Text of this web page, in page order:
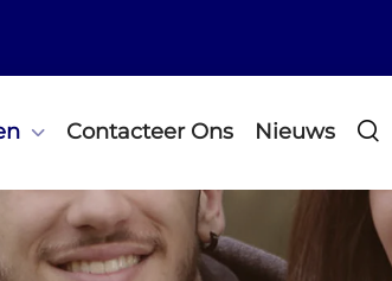
Contacteer Ons Nieuws